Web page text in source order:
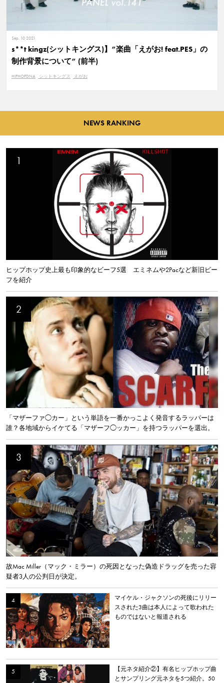
Sep. 10 2021
s**t kingz(シットキングス)】”楽曲「えがお! feat.PES」の
制作背景について” (前半)
HIPHOPDNA シットキングス えがお
NEWS RANKING
ヒップホップ史上最も印象的なビーフ5選 エミネムや2Pacなど新旧ビー
フを紹介
「マザーファ◯カー」という単語を一番かっこよく発音するラッパーは
誰？各地域からイケてる「マザーフ◯ッカー」を持つラッパーを選出。
故Mac Miller（マック・ミラー）の死因となった偽造ドラッグを売った容
疑者3人の公判日が決定。
マイケル・ジャクソンの死後にリリー
スされた3曲は本人によって歌われた
ものではないと報道される
【元ネタ紹介②】有名ヒップホップ曲
とサンプリング元ネタを5つ紹介。50